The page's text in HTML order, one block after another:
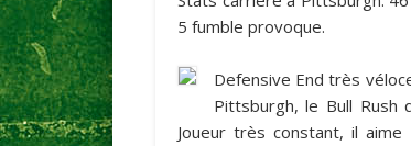
5 fumble provoque.
Defensive End très
Pittsburgh, le Bull
Joueur très constant, il